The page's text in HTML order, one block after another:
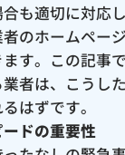
も適切に対応
のホームペー
す。この記事
者は、こうし
はずです。
ドの重要性